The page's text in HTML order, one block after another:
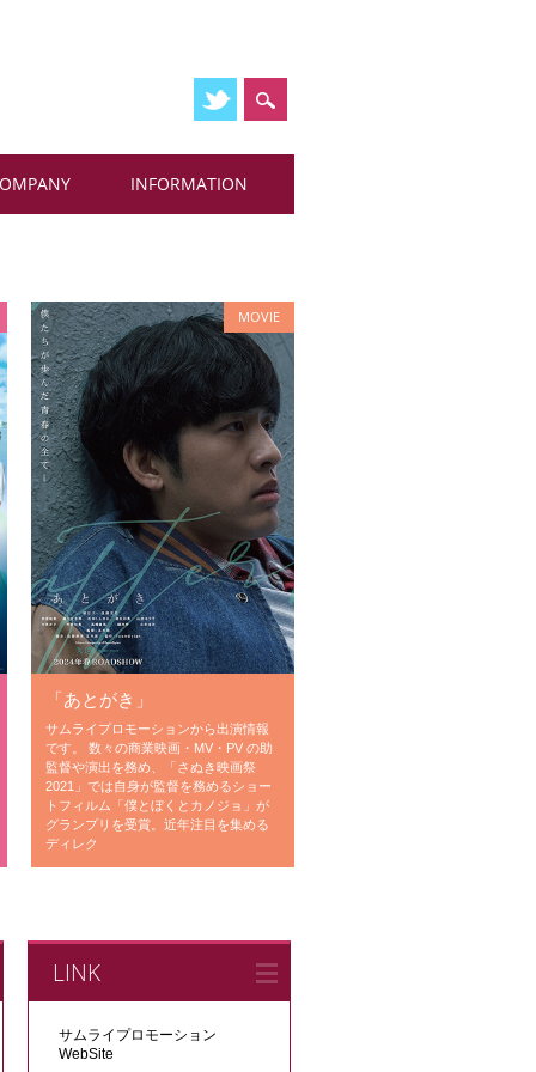
INFORMATION
MOVIE
「あとがき」
サムライプロモーションから出演情報
です。 数々の商業映画・MV・PV の助
監督や演出を務め、「さぬき映画祭
2021」では自身が監督を務めるショー
トフィルム「僕とぼくとカノジョ」が
グランプリを受賞。近年注目を集める
ディレク
LINK
サムライプロモーション
WebSite